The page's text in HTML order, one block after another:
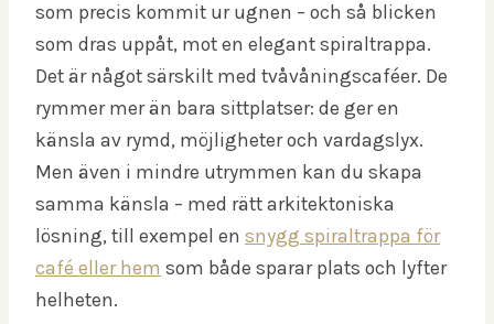
som precis kommit ur ugnen – och så blicken
som dras uppåt, mot en elegant spiraltrappa.
Det är något särskilt med tvåvåningscaféer. De
rymmer mer än bara sittplatser: de ger en
känsla av rymd, möjligheter och vardagslyx.
Men även i mindre utrymmen kan du skapa
samma känsla – med rätt arkitektoniska
lösning, till exempel en snygg spiraltrappa för
café eller hem som både sparar plats och lyfter
helheten.